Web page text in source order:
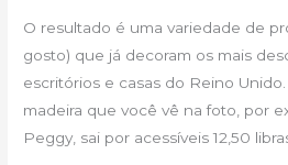
O resultado é uma variedade de
gosto) que já decoram os mais
escritórios e casas do Reino
madeira que você vê na foto, por
Peggy, sai por acessíveis 12,50